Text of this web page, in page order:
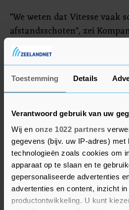
Toestemming Details
Verantwoord gebruik van uw
Wij en onze 1022 partners
gegevens (bijv. uw IP-adres) met
technologieën zoals cookies om
apparaat op te slaan en te
gepersonaliseerde advertenties
advertenties en content, inzicht
productontwikkeling. U kunt
"We weten dat Vitesse vaak
afstandsschoten", zei
minuten komen we op
schot van buiten het
hebben we het niet meer
Dat is zonde. Maar het zat er
we konden het niveau niet